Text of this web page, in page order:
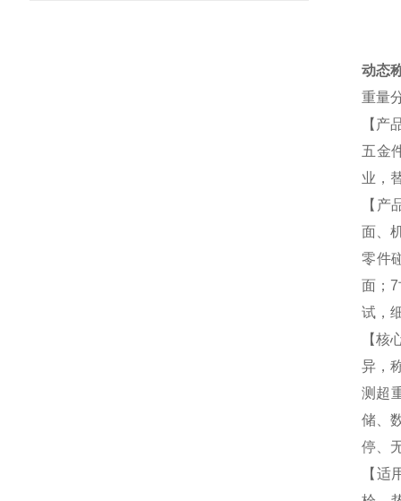
动态
重量
【产
五金
业，
【
面、
零件
面；
试，
【核
异，
测超
储、
停、
【